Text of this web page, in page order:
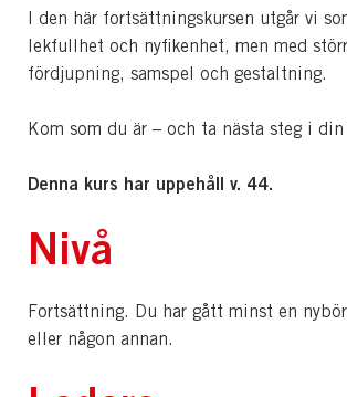
I den här fortsättningskursen utgår vi
lekfullhet och nyfikenhet, men med
fördjupning, samspel och gestaltning.
Kom som du är – och ta nästa steg i
Denna kurs har uppehåll v. 44.
Nivå
Fortsättning. Du har gått minst en
eller någon annan.